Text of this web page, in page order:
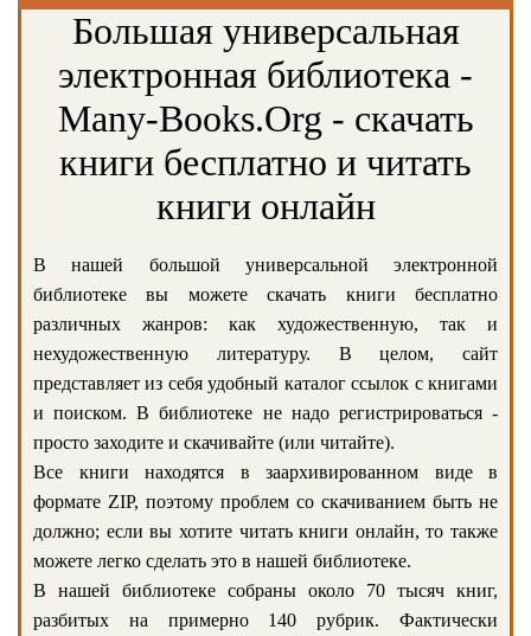
Большая универсальная
электронная библиотека -
Many-Books.Org - скачать
книги бесплатно и читать
книги онлайн
В нашей большой универсальной электронной
библиотеке вы можете скачать книги бесплатно
различных жанров: как художественную, так и
нехудожественную литературу. В целом, сайт
представляет из себя удобный каталог ссылок с книгами
и поиском. В библиотеке не надо регистрироваться -
просто заходите и скачивайте (или читайте).
Все книги находятся в заархивированном виде в
формате ZIP, поэтому проблем со скачиванием быть не
должно; если вы хотите читать книги онлайн, то также
можете легко сделать это в нашей библиотеке.
В нашей библиотеке собраны около 70 тысяч книг,
разбитых на примерно 140 рубрик. Фактически